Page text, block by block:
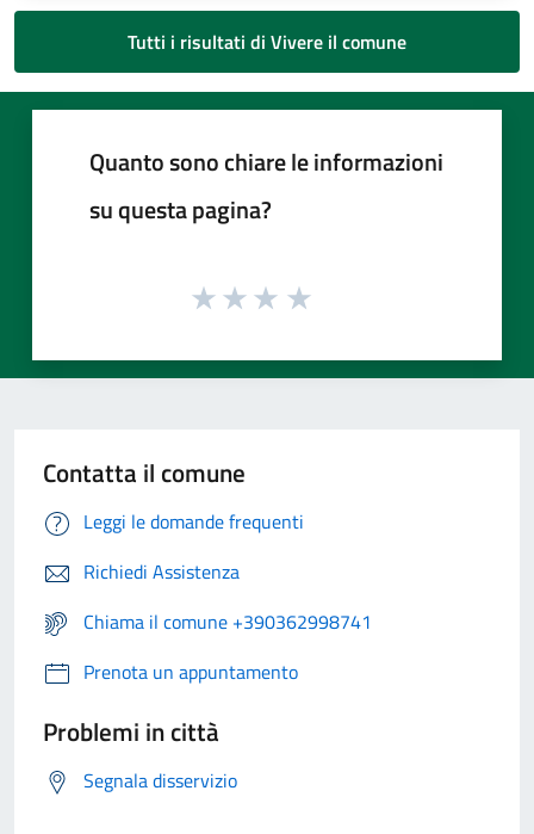
Tutti i risultati di Vivere il comune
Quanto sono chiare le informazioni
su questa pagina?
Contatta il comune
Leggi le domande frequenti
Richiedi Assistenza
Chiama il comune +390362998741
Prenota un appuntamento
Problemi in città
Segnala disservizio